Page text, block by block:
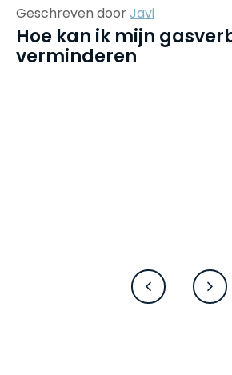
Geschreven doorJavi
Hoe kan ik mijn
verminderen